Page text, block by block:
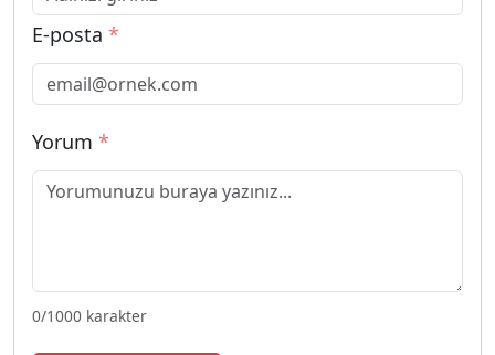
E-posta *
Yorum *
0/1000 karakter